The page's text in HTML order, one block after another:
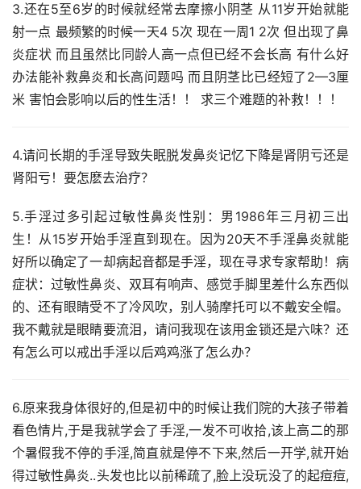
3.还在5至6岁的时候就经常去摩擦小阴茎 从11岁开始就能
射一点 最频繁的时候一天4 5次 现在一周1 2次 但出现了鼻
炎症状 而且虽然比同龄人高一点但已经不会长高 有什么好
办法能补救鼻炎和长高问题吗 而且阴茎比已经短了2—3厘
米 害怕会影响以后的性生活！！ 求三个难题的补救！！！
4.请问长期的手淫导致失眠脱发鼻炎记忆下降是肾阴亏还是
肾阳亏！要怎麽去治疗？
5.手淫过多引起过敏性鼻炎性别：男1986年三月初三出
生！从15岁开始手淫直到现在。因为20天不手淫鼻炎就能
好所以确定了一却病起音都是手淫，现在寻求专家帮助！病
症状：过敏性鼻炎、双耳有响声、感觉手脚里差什么东西似
的、还有眼睛受不了冷风吹，别人骑摩托可以不戴安全帽。
我不戴就是眼睛要流泪，请问我现在该用金锁还是六味？还
有怎么可以戒出手淫以后鸡鸡涨了怎么办？
6.原来我身体很好的,但是初中的时候让我们院的大孩子带着
看色情片,于是我就学会了手淫,一发不可收拾,该上高二的那
个暑假我不停的手淫,简直就是停不下来,然后一开学,就开始
得过敏性鼻炎..头发也比以前稀疏了,脸上没玩没了的起痘痘,